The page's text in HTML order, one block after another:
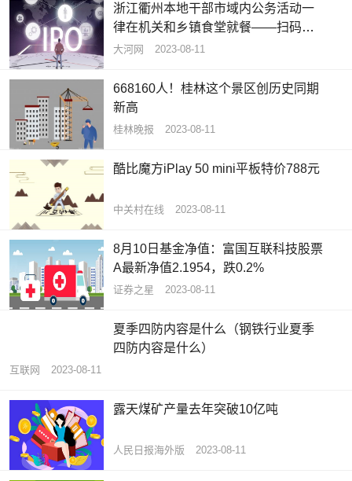
浙江衢州本地干部市域内公务活动一
律在机关和乡镇食堂就餐——扫码吃
食堂 节约新风来（干部状态新观察）
大河网 2023-08-11
668160人！桂林这个景区创历史同期
新高
桂林晚报 2023-08-11
酷比魔方iPlay 50 mini平板特价788元
中关村在线 2023-08-11
8月10日基金净值：富国互联科技股票
A最新净值2.1954，跌0.2%
证券之星 2023-08-11
夏季四防内容是什么（钢铁行业夏季
四防内容是什么）
互联网 2023-08-11
露天煤矿产量去年突破10亿吨
人民日报海外版 2023-08-11